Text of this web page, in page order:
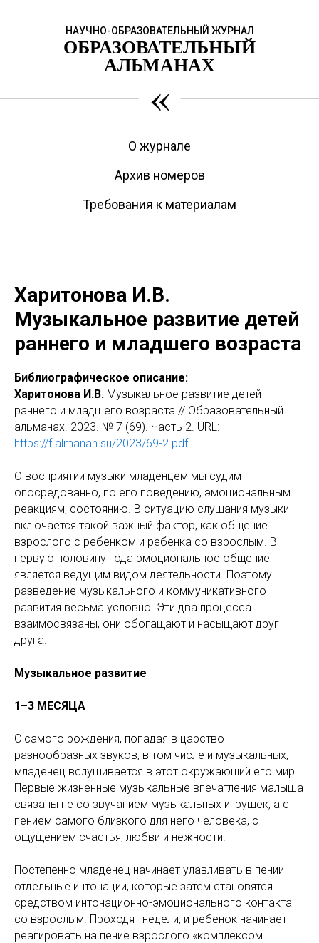
НАУЧНО-ОБРАЗОВАТЕЛЬНЫЙ ЖУРНАЛ
ОБРАЗОВАТЕЛЬНЫЙ
АЛЬМАНАХ
«
О журнале
Архив номеров
Требования к материалам
Харитонова И.В.
Музыкальное развитие детей
раннего и младшего возраста
Библиографическое описание:
Харитонова И.В. Музыкальное развитие детей
раннего и младшего возраста // Образовательный
альманах. 2023. № 7 (69). Часть 2. URL:
https://f.almanah.su/2023/69-2.pdf.
О восприятии музыки младенцем мы судим
опосредованно, по его поведению, эмоциональным
реакциям, состоянию. В ситуацию слушания музыки
включается такой важный фактор, как общение
взрослого с ребенком и ребенка со взрослым. В
первую половину года эмоциональное общение
является ведущим видом деятельности. Поэтому
разведение музыкального и коммуникативного
развития весьма условно. Эти два процесса
взаимосвязаны, они обогащают и насыщают друг
друга.
Музыкальное развитие
1–3 МЕСЯЦА
С самого рождения, попадая в царство
разнообразных звуков, в том числе и музыкальных,
младенец вслушивается в этот окружающий его мир.
Первые жизненные музыкальные впечатления малыша
связаны не со звучанием музыкальных игрушек, а с
пением самого близкого для него человека, с
ощущением счастья, любви и нежности.
Постепенно младенец начинает улавливать в пении
отдельные интонации, которые затем становятся
средством интонационно-эмоционального контакта
со взрослым. Проходят недели, и ребенок начинает
реагировать на пение взрослого «комплексом